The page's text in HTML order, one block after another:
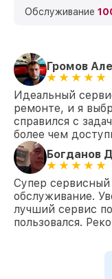
Обслуживание
Громов
Идеальный
ремонте, и я
справился с
более чем
Богданов
Супер
обслуживание.
лучший сервис
пользовался.